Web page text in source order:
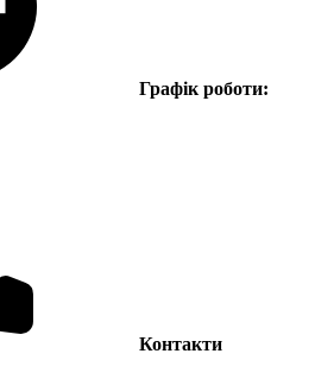
Графік роботи:
Контакти